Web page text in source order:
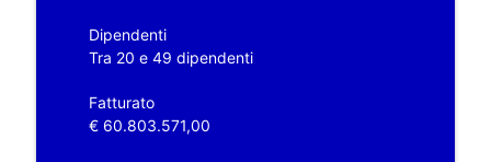
Dipendenti
Tra 20 e 49 dipendenti
Fatturato
€ 60.803.571,00